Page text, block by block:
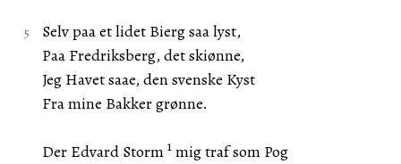
Selv paa et lidet Bierg saa lyst,
Paa Fredriksberg, det skiønne,
Jeg Havet saae, den svenske Kyst
Fra mine Bakker grønne.
Der Edvard Storm 1 mig traf som Pog